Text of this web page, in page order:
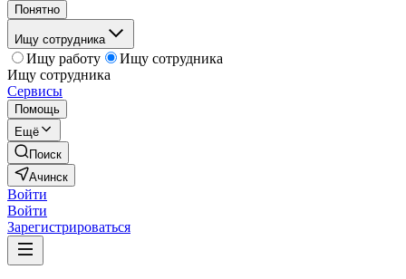
Понятно
Ищу сотрудника
Ищу работу
Ищу сотрудника
Ищу сотрудника
Сервисы
Помощь
Ещё
Поиск
Ачинск
Войти
Войти
Зарегистрироваться